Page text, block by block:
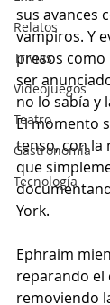
Relatos
Trivias
Videojuegos
Teatro
Gastronomía
Tecnología
sus avances
vampiros. Y
presos como
ser
no lo sabía y
El momento
tenso, con
que
York.
Ephraim
reparando el
removiendo